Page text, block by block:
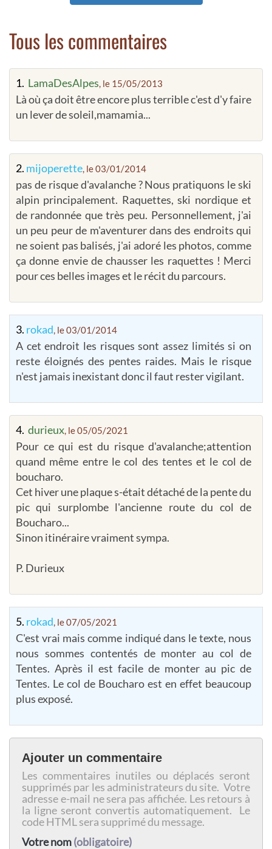
Tous les commentaires
1. LamaDesAlpes, le 15/05/2013
Là où ça doit être encore plus terrible c'est d'y faire
un lever de soleil,mamamia...
2. mijoperette, le 03/01/2014
pas de risque d'avalanche ? Nous pratiquons le ski
alpin principalement. Raquettes, ski nordique et
de randonnée que très peu. Personnellement, j'ai
un peu peur de m'aventurer dans des endroits qui
ne soient pas balisés, j'ai adoré les photos, comme
ça donne envie de chausser les raquettes ! Merci
pour ces belles images et le récit du parcours.
3. rokad, le 03/01/2014
A cet endroit les risques sont assez limités si on
reste éloignés des pentes raides. Mais le risque
n'est jamais inexistant donc il faut rester vigilant.
4. durieux, le 05/05/2021
Pour ce qui est du risque d'avalanche;attention
quand même entre le col des tentes et le col de
boucharo.
Cet hiver une plaque s-était détaché de la pente du
pic qui surplombe l'ancienne route du col de
Boucharo...
Sinon itinéraire vraiment sympa.
P. Durieux
5. rokad, le 07/05/2021
C'est vrai mais comme indiqué dans le texte, nous
nous sommes contentés de monter au col de
Tentes. Après il est facile de monter au pic de
Tentes. Le col de Boucharo est en effet beaucoup
plus exposé.
Ajouter un commentaire
Les commentaires inutiles ou déplacés seront
supprimés par les administrateurs du site. Votre
adresse e-mail ne sera pas affichée. Les retours à
la ligne seront convertis automatiquement. Le
code HTML sera supprimé du message.
Votre nom(obligatoire)